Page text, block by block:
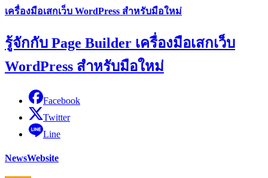
เครื่องมือเสกเว็บ WordPress สำหรับมือใหม่
รู้จักกับ Page Builder เครื่องมือเสกเว็บ
WordPress สำหรับมือใหม่
Facebook
Twitter
Line
NewsWebsite